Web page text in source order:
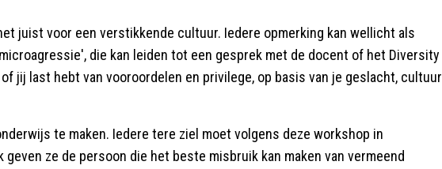
juist voor een verstikkende cultuur. Iedere opmerking kan wellicht als
die kan leiden tot een gesprek met de docent of het Diversity
jij last hebt van vooroordelen en privilege, op basis van je geslacht, cultuur
te maken. Iedere tere ziel moet volgens deze workshop in
ze de persoon die het beste misbruik kan maken van vermeend